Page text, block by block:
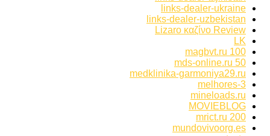
links-dealer-ukraine
links-dealer-uzbekistan
Lizaro καζίνο Review
LK
magbvt.ru 100
mds-online.ru 50
medklinika-garmoniya29.ru
melhores-3
mineloads.ru
MOVIEBLOG
mrict.ru 200
mundovivoorg.es